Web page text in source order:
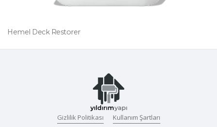
Hemel Deck Restorer
Gizlilik Politikası Kullanım Şartları